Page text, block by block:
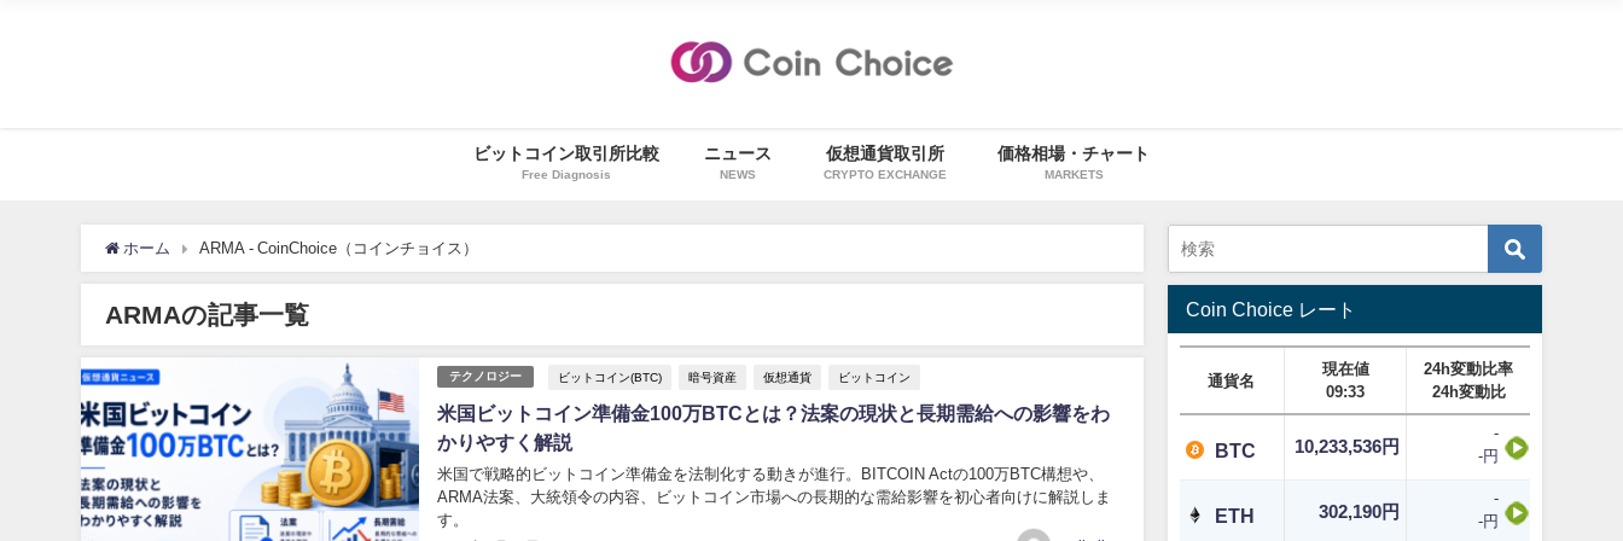
ビットコイン取引所比較
Free Diagnosis
ニュース
NEWS
仮想通貨取引所
CRYPTO EXCHANGE
価格相場・チャート
MARKETS
ホーム ARMA - CoinChoice（コインチョイス）
ARMAの記事一覧
テクノロジー ビットコイン(BTC) 暗号資産 仮想通貨 ビットコイン
米国ビットコイン準備金100万BTCとは？法案の現状と長期需給への影響をわ
かりやすく解説
米国で戦略的ビットコイン準備金を法制化する動きが進行。BITCOIN Actの100万BTC構想や、
ARMA法案、大統領令の内容、ビットコイン市場への長期的な需給影響を初心者向けに解説しま
す。
Coin Choice レート
通貨名
現在値
09:33
24h変動比率
24h変動比
BTC 10,233,536円
-
-円
ETH 302,190円
-
-円